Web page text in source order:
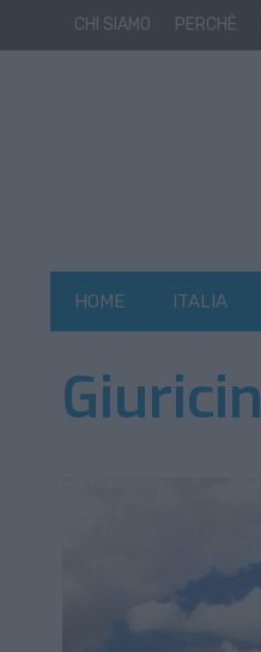
CHI SIAMO PERCHÈ
HOME ITALIA
Giuricin